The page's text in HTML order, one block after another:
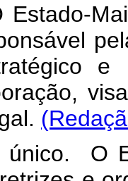
O